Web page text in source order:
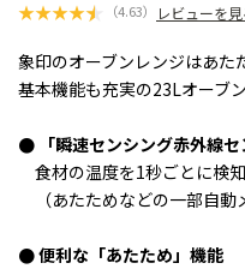
★★★★★ （4.63） レビューを見
象印のオーブンレンジはあた
基本機能も充実の23Lオーブ
● 「瞬速センシング赤外線セ
食材の温度を1秒ごとに検知
（あたためなどの一部自動
● 便利な「あたため」機能